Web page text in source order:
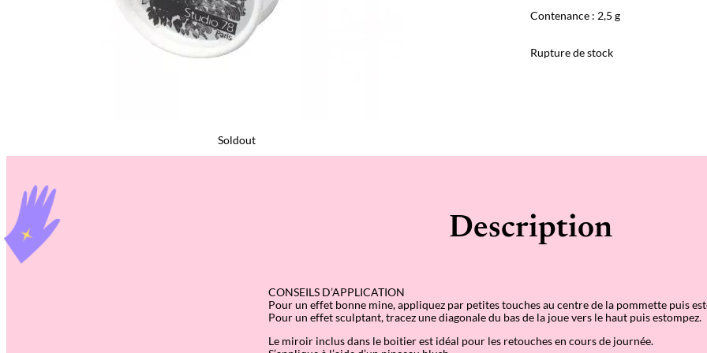
Soldout
Contenance : 2,5 g
Rupture de stock
Description
CONSEILS D’APPLICATION
Pour un effet bonne mine, appliquez par petites touches au centre de la pommette puis
Pour un effet sculptant, tracez une diagonale du bas de la joue vers le haut puis estompez.
Le miroir inclus dans le boitier est idéal pour les retouches en cours de journée.